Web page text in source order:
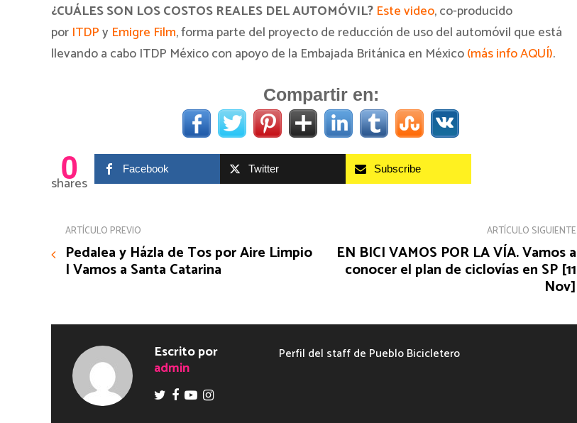
¿CUÁLES SON LOS COSTOS REALES DEL AUTOMÓVIL? Este video, co-producido
por ITDPy Emigre Film, forma parte del proyecto de reducción de uso del automóvil que está
llevando a cabo ITDP México con apoyo de la Embajada Británica en México(más info AQUÍ).
Compartir en:
0
shares
Facebook Twitter Subscribe
ARTÍCULO PREVIO
Pedalea y Házla de Tos por Aire Limpio
| Vamos a Santa Catarina
ARTÍCULO SIGUIENTE
EN BICI VAMOS POR LA VÍA. Vamos a
conocer el plan de ciclovías en SP [11
Nov]
Escrito por
admin
Perfil del staff de Pueblo Bicicletero